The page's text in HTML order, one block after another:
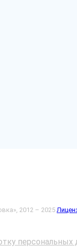
2012 – 2025
персональных